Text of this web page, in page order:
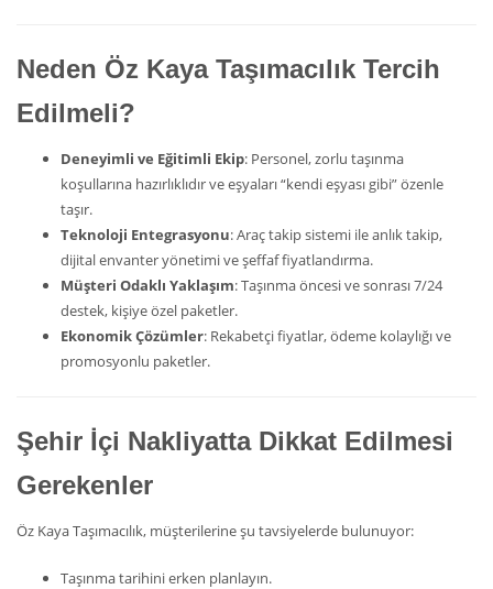
Neden Öz Kaya Taşımacılık Tercih
Edilmeli?
Deneyimli ve Eğitimli Ekip: Personel, zorlu taşınma
koşullarına hazırlıklıdır ve eşyaları “kendi eşyası gibi” özenle
taşır.
Teknoloji Entegrasyonu: Araç takip sistemi ile anlık takip,
dijital envanter yönetimi ve şeffaf fiyatlandırma.
Müşteri Odaklı Yaklaşım: Taşınma öncesi ve sonrası 7/24
destek, kişiye özel paketler.
Ekonomik Çözümler: Rekabetçi fiyatlar, ödeme kolaylığı ve
promosyonlu paketler.
Şehir İçi Nakliyatta Dikkat Edilmesi
Gerekenler
Öz Kaya Taşımacılık, müşterilerine şu tavsiyelerde bulunuyor:
Taşınma tarihini erken planlayın.